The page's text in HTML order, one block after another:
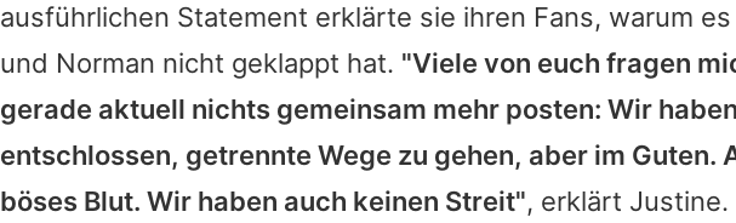
Impressum
Datenschutzerklärung
Nutzungsbedingungen
Utiq verwalten
ausführlichen Statement erklärte sie ihren Fans, warum
und Norman nicht geklappt hat. "Viele von euch fragen
gerade aktuell nichts gemeinsam mehr posten: Wir
entschlossen, getrennte Wege zu gehen, aber im Guten.
böses Blut. Wir haben auch keinen Streit", erklärt Justine.